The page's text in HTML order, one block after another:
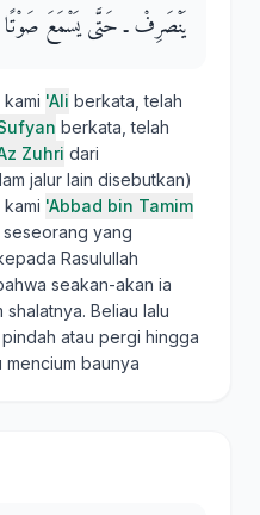
يَنْصَرِفْ ـ حَتَّى يَسْمَعَ صَوْتًا
'Ali berkata, telah
berkata, telah
Zuhri dari
jalur lain disebutkan)
'Abbad bin Tamim
seseorang yang
Rasulullah
seakan-akan ia
Beliau lalu
atau pergi hingga
baunya